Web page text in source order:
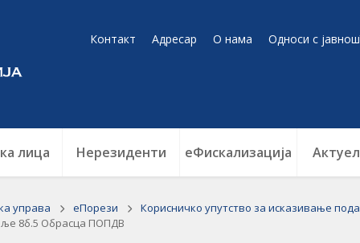
Контакт Адресар О нама Односи с
лица Нерезиденти еФискализација
управа еПорези
Корисничко упутство за исказивање
8б.5 Обрасца ПОПДВ